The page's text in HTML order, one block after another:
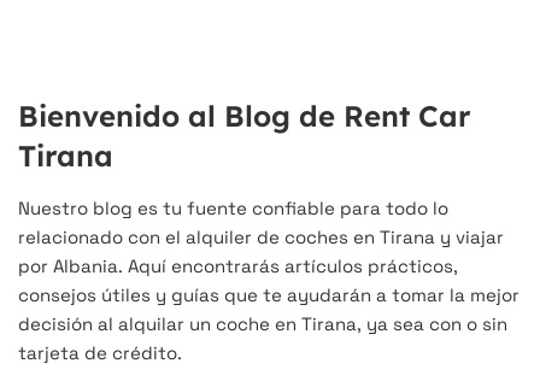
Bienvenido al Blog de Rent Car
Tirana
ChatGPT
said:
Nuestro blog es tu fuente confiable para todo lo
relacionado con el alquiler de coches en Tirana y viajar
por Albania. Aquí encontrarás artículos prácticos,
consejos útiles y guías que te ayudarán a tomar la mejor
decisión al alquilar un coche en Tirana, ya sea con o sin
tarjeta de crédito.